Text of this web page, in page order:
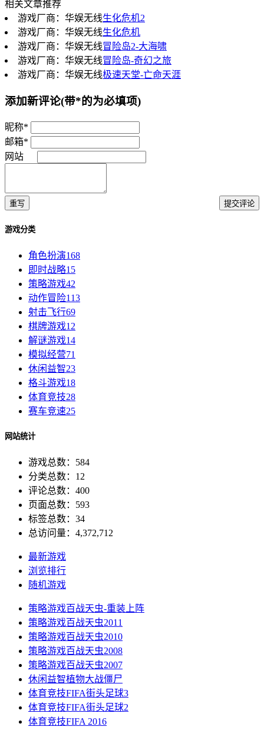
相关文章推荐
游戏厂商：华娱无线生化危机2
游戏厂商：华娱无线生化危机
游戏厂商：华娱无线冒险岛2-大海啸
游戏厂商：华娱无线冒险岛-奇幻之旅
游戏厂商：华娱无线极速天堂-亡命天涯
添加新评论(带*的为必填项)
昵称*
邮箱*
网站
重写 提交评论
游戏分类
角色扮演168
即时战略15
策略游戏42
动作冒险113
射击飞行69
棋牌游戏12
解谜游戏14
模拟经营71
休闲益智23
格斗游戏18
体育竞技28
赛车竞速25
网站统计
游戏总数：584
分类总数：12
评论总数：400
页面总数：593
标签总数：34
总访问量：4,372,712
最新游戏
浏览排行
随机游戏
策略游戏百战天虫-重装上阵
策略游戏百战天虫2011
策略游戏百战天虫2010
策略游戏百战天虫2008
策略游戏百战天虫2007
休闲益智植物大战僵尸
体育竞技FIFA街头足球3
体育竞技FIFA街头足球2
体育竞技FIFA 2016